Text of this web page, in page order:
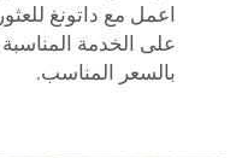
اعمل مع داتونغ للعثور
على الخدمة المناسبة
بالسعر المناسب.